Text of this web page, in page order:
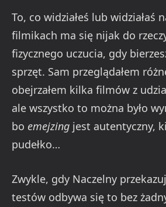
To, co widziałeś lub widziałaś
filmikach ma się nijak do
fizycznego uczucia, gdy
sprzęt. Sam przeglądałem
obejrzałem kilka filmów z
ale wszystko to można było
bo emejzing jest autentyczny,
pudełko…
Zwykle, gdy Naczelny
testów odbywa się to bez